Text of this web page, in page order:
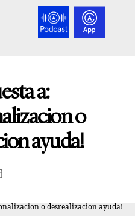
a:
o
ayuda!
o desrealizacion ayuda!